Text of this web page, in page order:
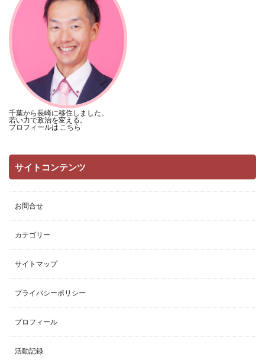
千葉から長崎に移住しました。
若い力で政治を変える。
プロフィールは こちら
サイトコンテンツ
お問合せ
カテゴリー
サイトマップ
プライバシーポリシー
プロフィール
活動記録